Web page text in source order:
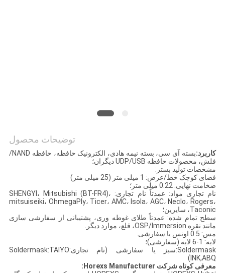
توضیحات محصول
کاربرد:
بسته آی سی، بسته نیمه هادی، الکترونیک حافظه، حافظه NAND/
فلش، محصولات حافظه UDP/USB دیگران؛
مشخصات تولید بستر:
فضای کوچک خط/عرض: 1 میلی متر (25 میلی متر)
ضخامت نهایی: 0.22 میلی متر؛
نام تجاری مواد: عمدتاً نام تجاری: SHENGYI، Mitsubishi (BT-FR4)،
mitsuiseiki، OhmegaPly، Ticer، AMC، Isola، AGC، Neclo، Rogers،
Taconic، سایرین؛
سطح تمام شده: عمدتاً طلای غوطه وری، پشتیبانی از سفارشی سازی
مانند نقره OSP/Immersion، قلع، موارد دیگر.
مس: 0.5 اونس یا سفارشی.
لایه: 1-6 لایه (سفارشی)؛
Soldermask:سبز یا سفارشی (نام تجاری:Soldermask:TAIYO
INK,ABQ)
معرفی کوتاه شرکت Horexs Manufacturer: